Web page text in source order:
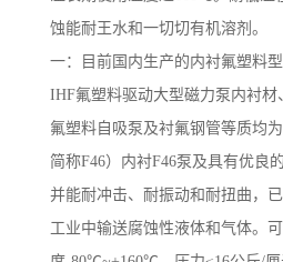
蚀能耐王水和一切切有机溶剂。
一：目前国内生产的内衬氟塑料
IHF氟塑料驱动大型磁力泵内衬材
氟塑料自吸泵及衬氟钢管等质均
简称F46）内衬F46泵及具有优良
并能耐冲击、耐振动和耐扭曲，
工业中输送腐蚀性液体和气体。